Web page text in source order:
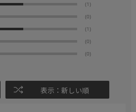
(1)
(0)
(1)
(0)
(0)
表示：新しい順